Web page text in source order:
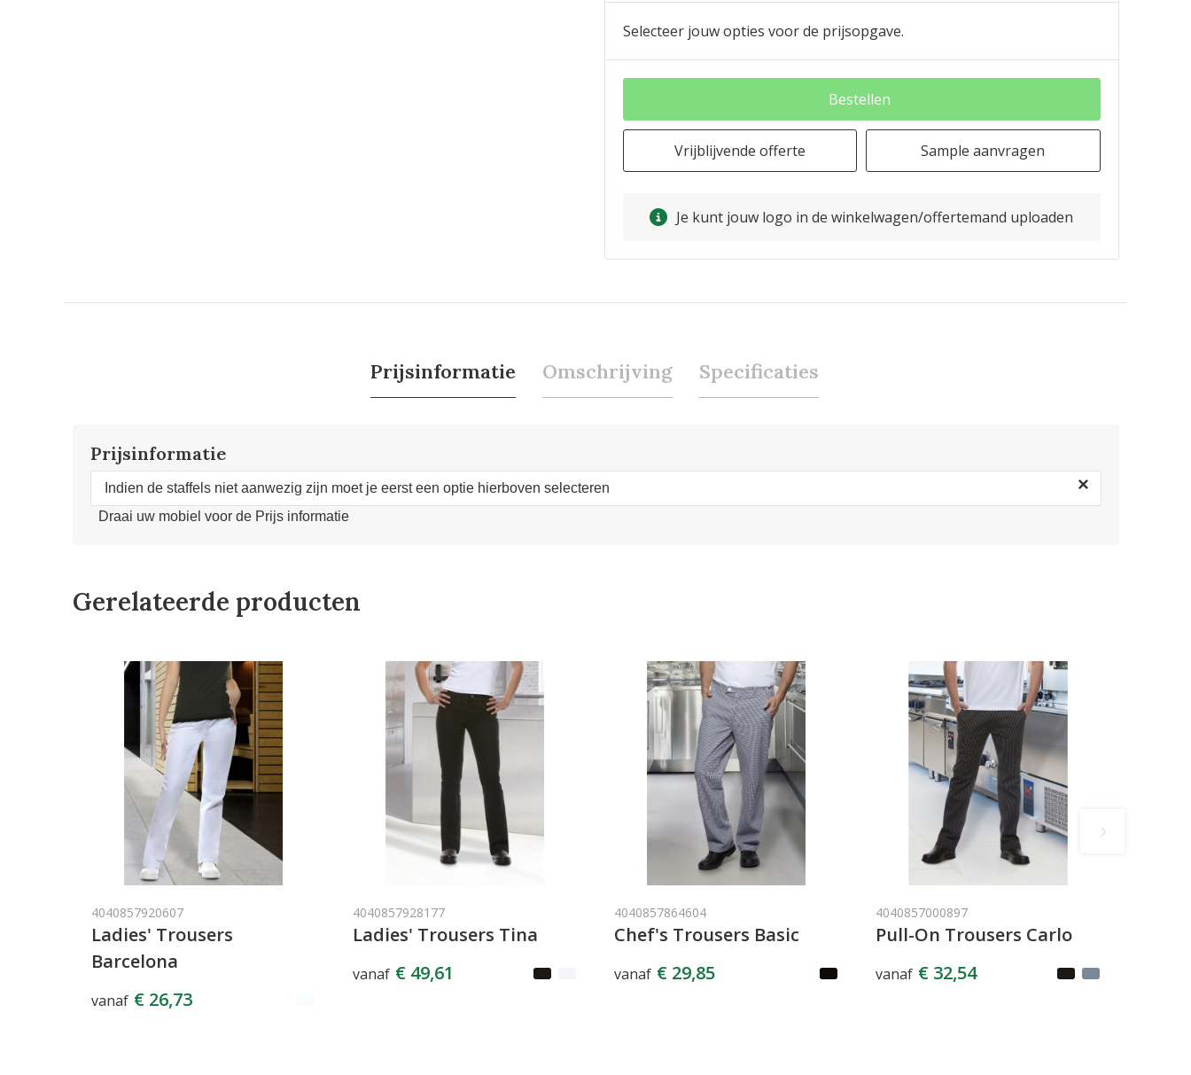
Selecteer jouw opties voor de prijsopgave.
Bestellen
Vrijblijvende offerte Sample aanvragen
Je kunt jouw logo in de winkelwagen/offertemand uploaden
Prijsinformatie Omschrijving Specificaties
Prijsinformatie
Indien de staffels niet aanwezig zijn moet je eerst een optie hierboven selecteren ×
Draai uw mobiel voor de Prijs informatie
Gerelateerde producten
4040857920607
Ladies' Trousers
Barcelona
vanaf € 26,73
4040857928177
Ladies' Trousers Tina
vanaf € 49,61
4040857864604
Chef's Trousers Basic
vanaf € 29,85
4040857000897
Pull-On Trousers Carlo
vanaf € 32,54